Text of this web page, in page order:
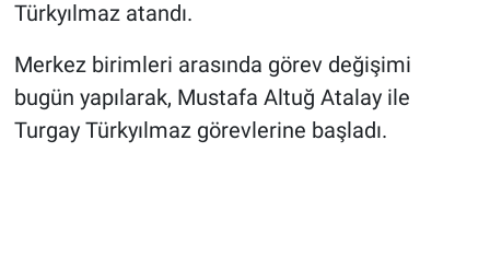
Türkyılmaz atandı.
Merkez birimleri arasında görev değişimi
bugün yapılarak, Mustafa Altuğ Atalay ile
Turgay Türkyılmaz görevlerine başladı.